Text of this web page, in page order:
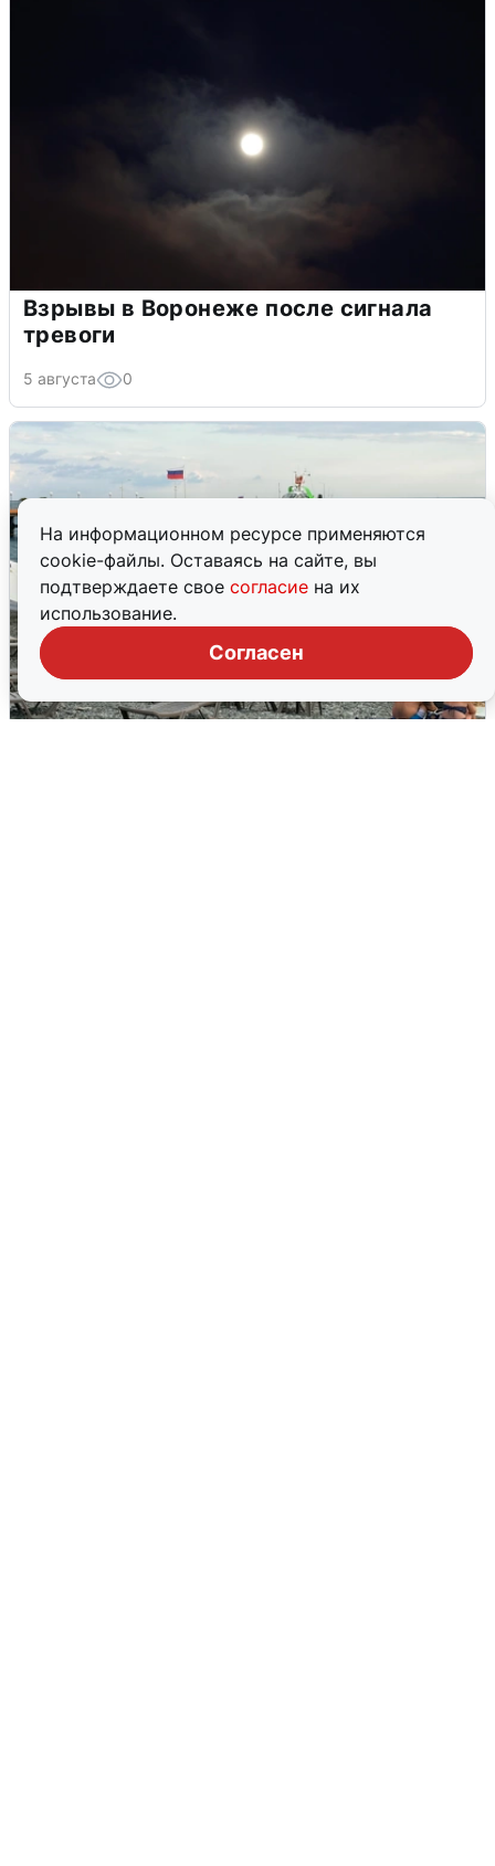
На информационном ресурсе применяются
cookie-файлы. Оставаясь на сайте, вы
подтверждаете свое согласие на их
использование.
Согласен
Взрывы в Воронеже после сигнала
тревоги
5 августа 0